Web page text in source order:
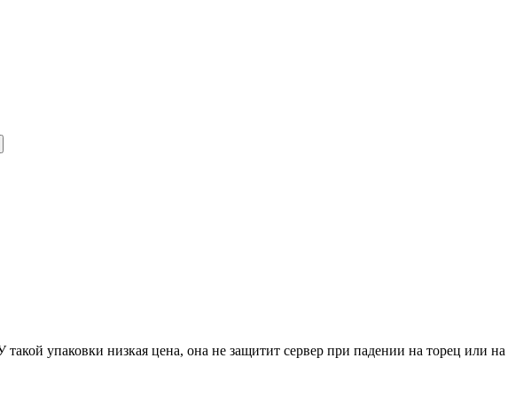
упаковки низкая цена, она не защитит сервер при падении на торец или на